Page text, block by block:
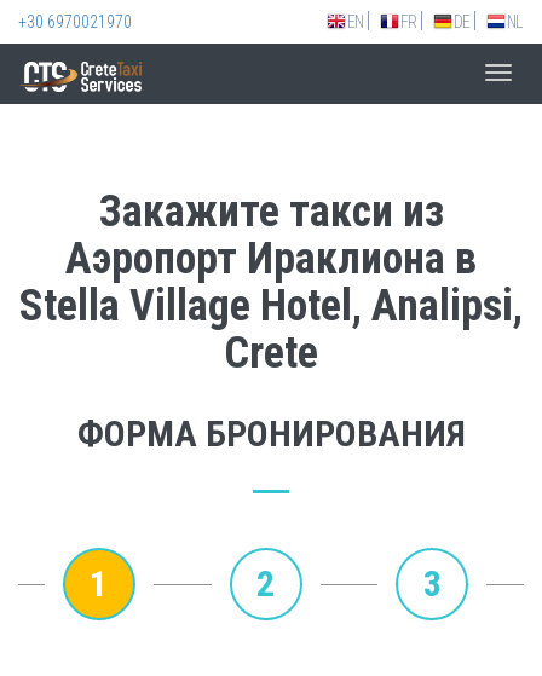
+30 6970021970 EN FR DE NL
Закажите такси из
Аэропорт Ираклиона в
Stella Village Hotel, Analipsi,
Crete
ФОРМА БРОНИРОВАНИЯ
1 2 3